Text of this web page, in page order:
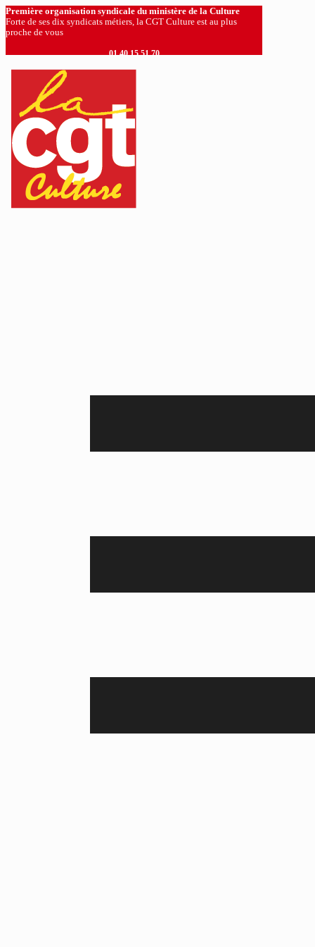
Première organisation syndicale du ministère de la Culture
Forte de ses dix syndicats métiers, la CGT Culture est au plus
proche de vous
01 40 15 51 70